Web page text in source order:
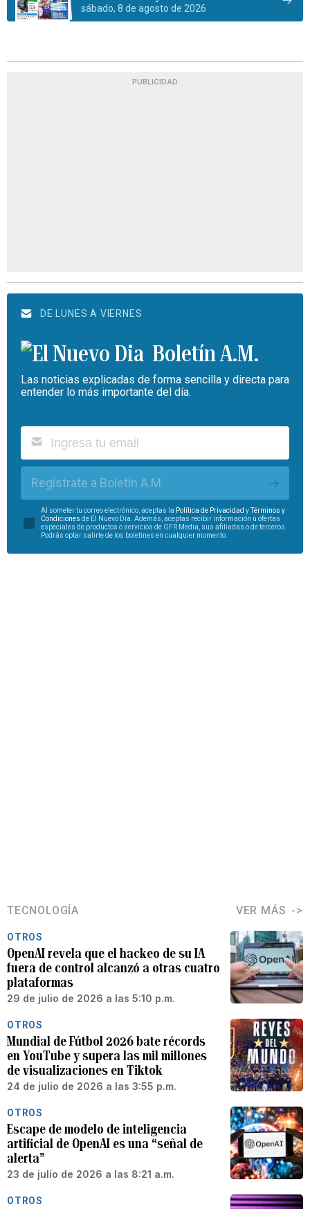
sábado, 8 de agosto de 2026
PUBLICIDAD
DE LUNES A VIERNES
Boletín A.M.
Las noticias explicadas de forma sencilla y directa para
entender lo más importante del día.
Regístrate a Boletín A.M.
Al someter tu correo electrónico, aceptas la Política de Privacidad yTérminos y
Condiciones de El Nuevo Día. Además, aceptas recibir información u ofertas
especiales de productos o servicios de GFR Media, sus afiliadas o de terceros.
Podrás optar salirte de los boletines en cualquier momento.
TECNOLOGÍA VER MÁS
OTROS
OpenAI revela que el hackeo de su IA
fuera de control alcanzó a otras cuatro
plataformas
29 de julio de 2026 a las 5:10 p.m.
OTROS
Mundial de Fútbol 2026 bate récords
en YouTube y supera las mil millones
de visualizaciones en Tiktok
24 de julio de 2026 a las 3:55 p.m.
OTROS
Escape de modelo de inteligencia
artificial de OpenAI es una “señal de
alerta”
23 de julio de 2026 a las 8:21 a.m.
OTROS